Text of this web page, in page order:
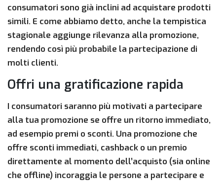
consumatori sono già inclini ad acquistare prodotti
simili. E come abbiamo detto, anche la tempistica
stagionale aggiunge rilevanza alla promozione,
rendendo così più probabile la partecipazione di
molti clienti.
Offri una gratificazione rapida
I consumatori saranno più motivati a partecipare
alla tua promozione se offre un ritorno immediato,
ad esempio premi o sconti. Una promozione che
offre sconti immediati, cashback o un premio
direttamente al momento dell’acquisto (sia online
che offline) incoraggia le persone a partecipare e